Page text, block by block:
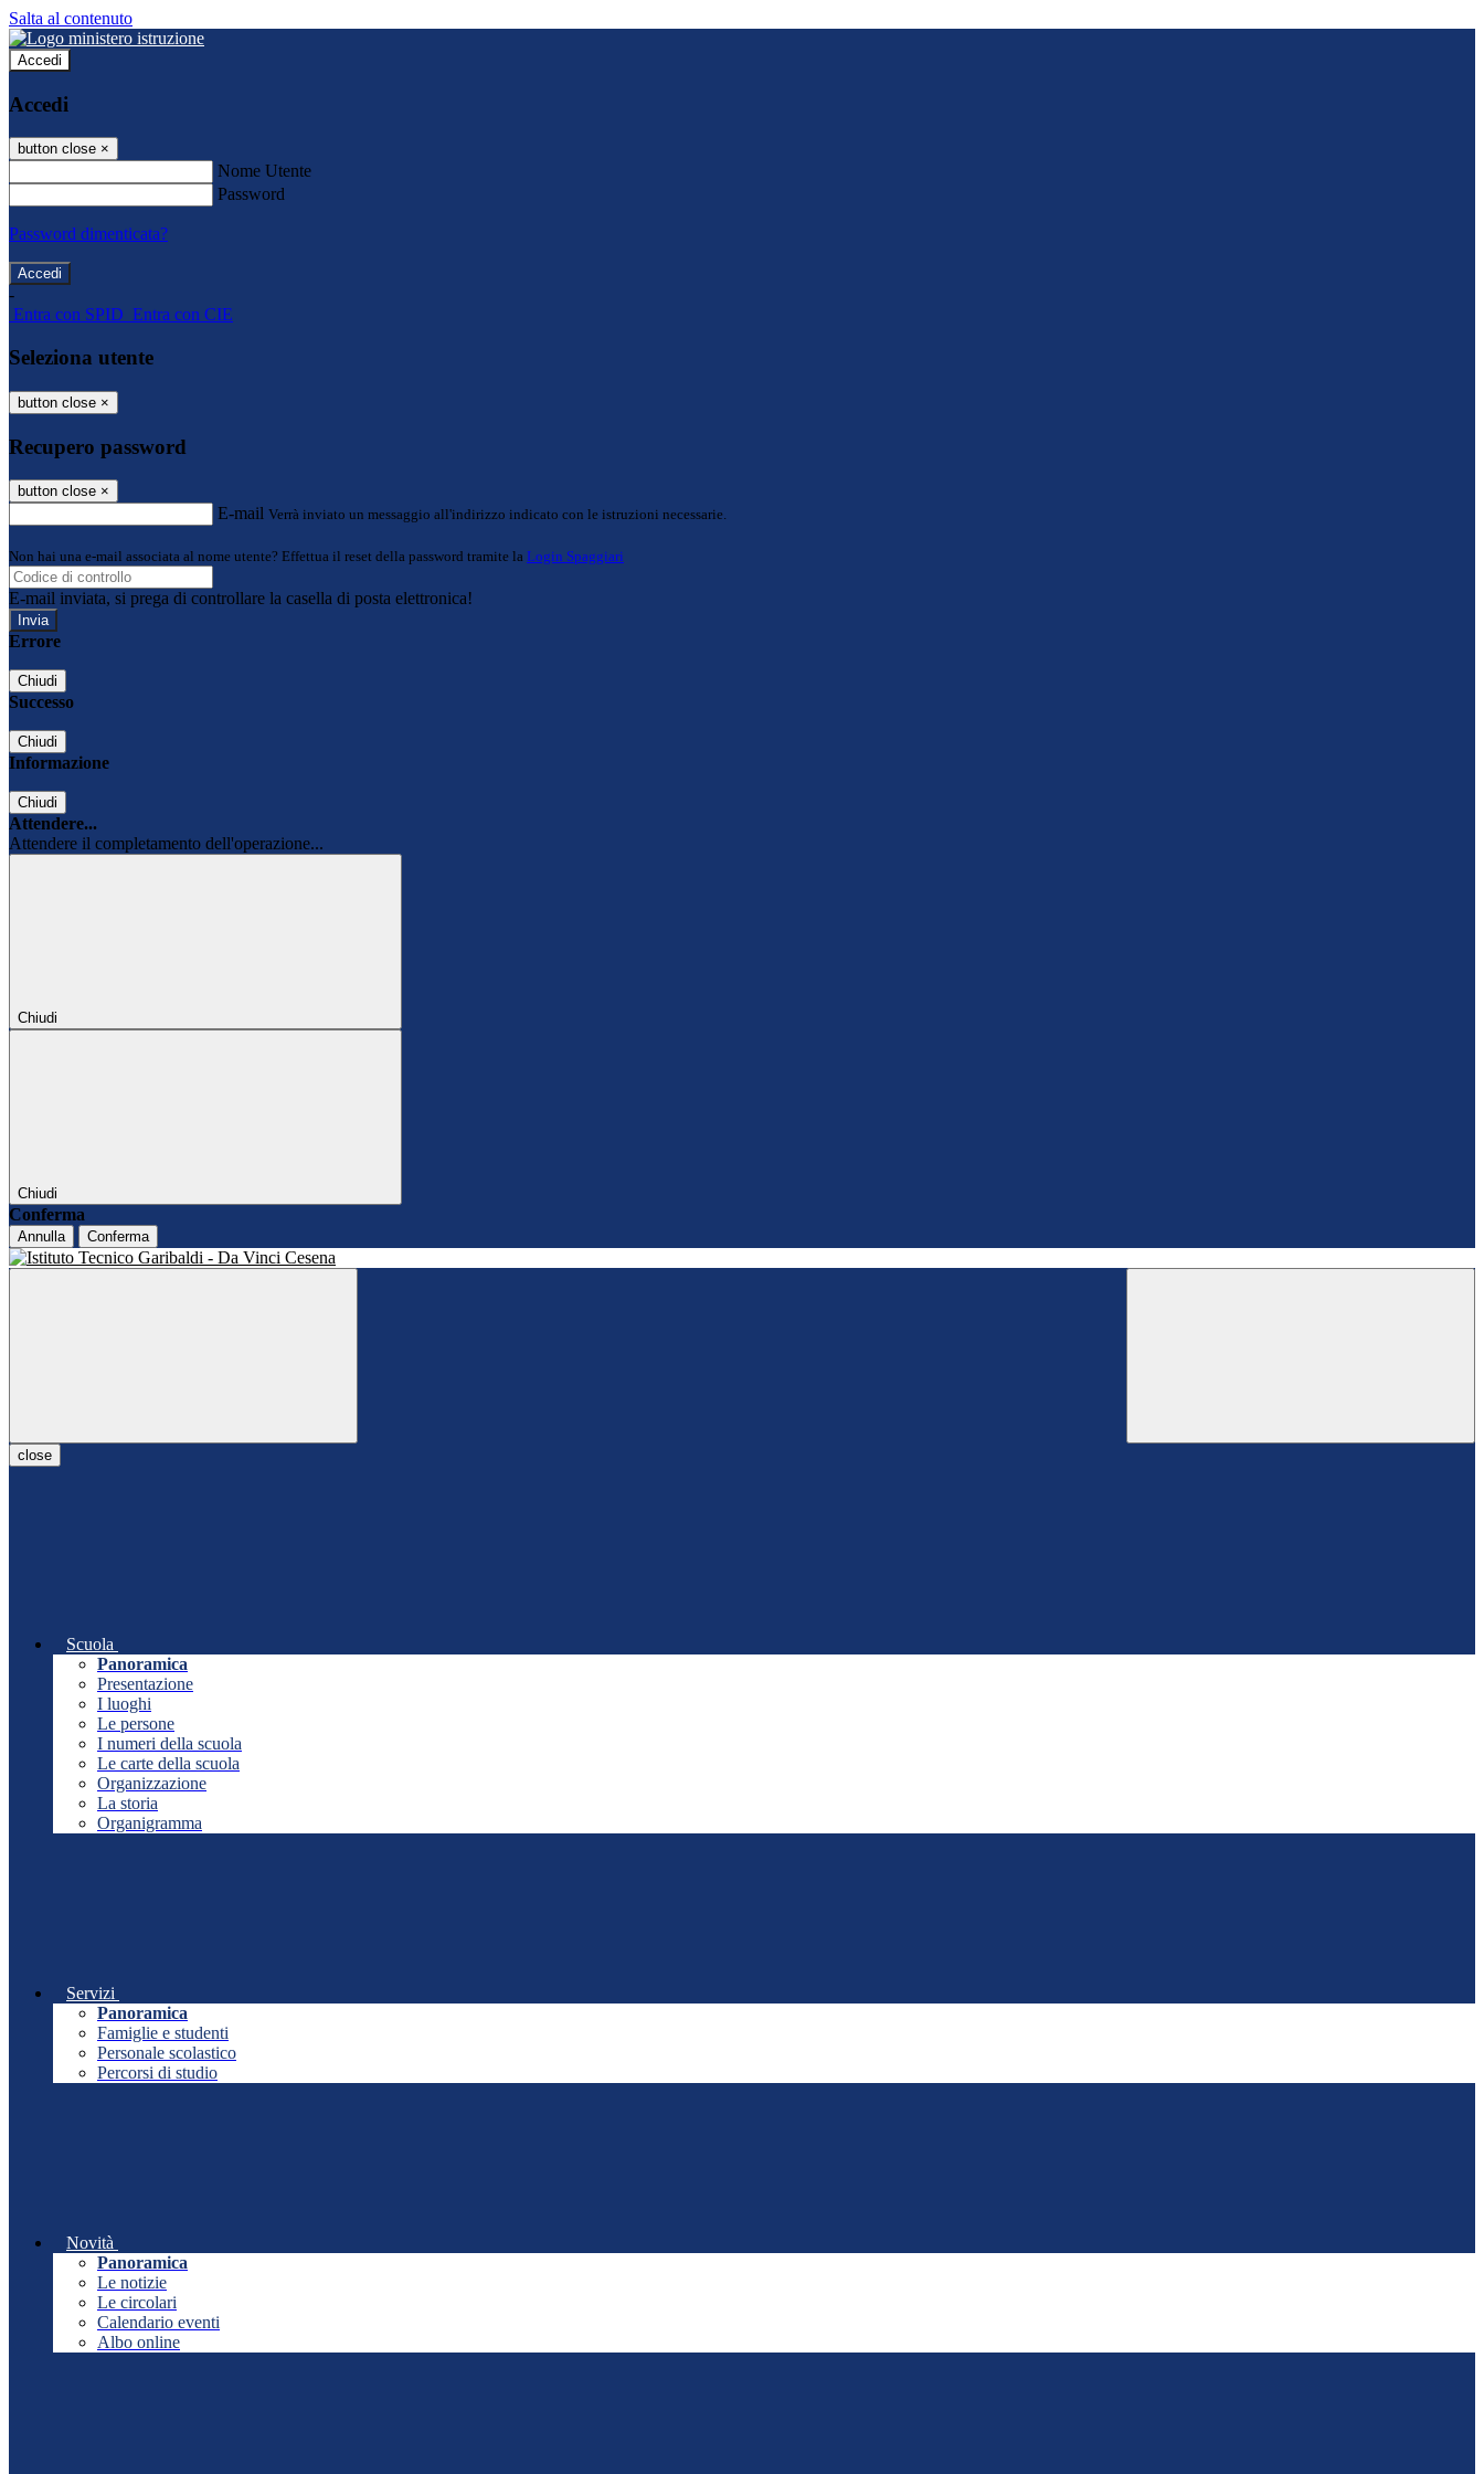
Salta al contenuto
Accedi
Accedi
button close ×
Nome Utente
Password
Password dimenticata?
-
Entra con SPID Entra con CIE
Seleziona utente
button close ×
Recupero password
button close ×
E-mail Verrà inviato un messaggio all'indirizzo indicato con le istruzioni necessarie.
Non hai una e-mail associata al nome utente? Effettua il reset della password tramite la Login Spaggiari
E-mail inviata, si prega di controllare la casella di posta elettronica!
Errore
Chiudi
Successo
Chiudi
Informazione
Chiudi
Attendere...
Attendere il completamento dell'operazione...
Chiudi
Chiudi
Conferma
Annulla Conferma
close
Scuola
Panoramica
Presentazione
I luoghi
Le persone
I numeri della scuola
Le carte della scuola
Organizzazione
La storia
Organigramma
Servizi
Panoramica
Famiglie e studenti
Personale scolastico
Percorsi di studio
Novità
Panoramica
Le notizie
Le circolari
Calendario eventi
Albo online